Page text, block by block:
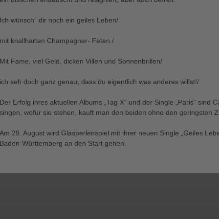
Ich wünsch´ dir noch ein geiles Leben/
mit knallharten Champagner- Feten./
Mit Fame, viel Geld, dicken Villen und Sonnenbrillen/
ich seh doch ganz genau, dass du eigentlich was anderes willst!/
Der Erfolg ihres aktuellen Albums „Tag X“ und der Single „Paris“
singen, wofür sie stehen, kauft man den beiden ohne den geringsten
Am 29. August wird Glasperlenspiel mit ihrer neuen Single „Geiles
Baden-Württemberg an den Start gehen.